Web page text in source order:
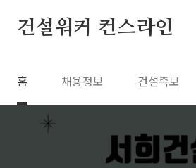
건설워커 컨스라인
홈 채용정보 건설족보